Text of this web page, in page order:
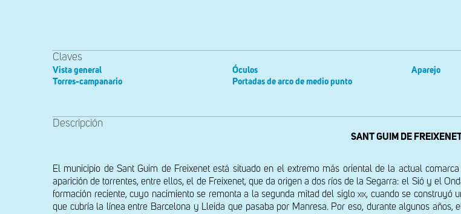
Claves
Vista general
Torres-campanario
Óculos
Portadas de arco de medio punto
Aparejo
Descripción
SANT GUIM DE
El municipio de Sant Guim de Freixenet está situado en el extremo más oriental de la actual
aparición de torrentes, entre ellos, el de Freixenet, que da origen a dos ríos de la Segarra: el Sió y el
formación reciente, cuyo nacimiento se remonta a la segunda mitad del siglo xix, cuando se construyó
que cubría la línea entre Barcelona y Lleida que pasaba por Manresa. Por eso, durante algunos años,